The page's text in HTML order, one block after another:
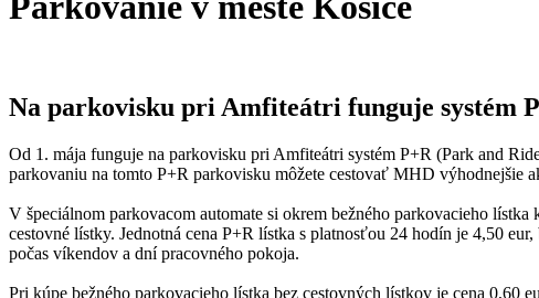
Na parkovisku pri Amfiteátri funguje systém
Od 1. mája funguje na parkovisku pri Amfiteátri systém P+R (Park and
parkovaniu na tomto P+R parkovisku môžete cestovať MHD výhodnejšie
V špeciálnom parkovacom automate si okrem bežného parkovacieho
cestovné lístky. Jednotná cena P+R lístka s platnosťou 24 hodín je 4,50
počas víkendov a dní pracovného pokoja.
Pri kúpe bežného parkovacieho lístka bez cestovných lístkov je cena 0,60